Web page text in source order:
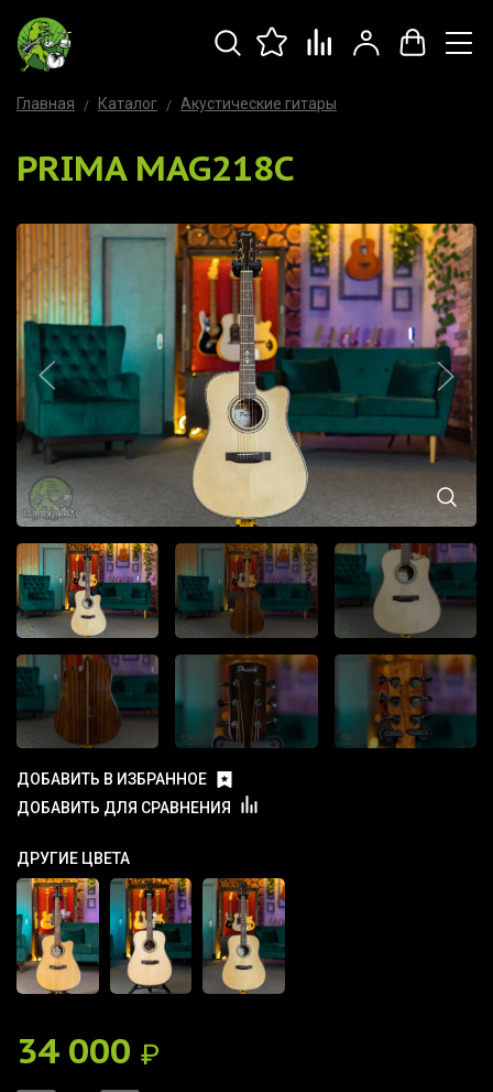
Главная Каталог Акустические гитары
PRIMA MAG218C
ДОБАВИТЬ В ИЗБРАННОЕ
ДОБАВИТЬ ДЛЯ СРАВНЕНИЯ
ДРУГИЕ ЦВЕТА
34 000 ₽